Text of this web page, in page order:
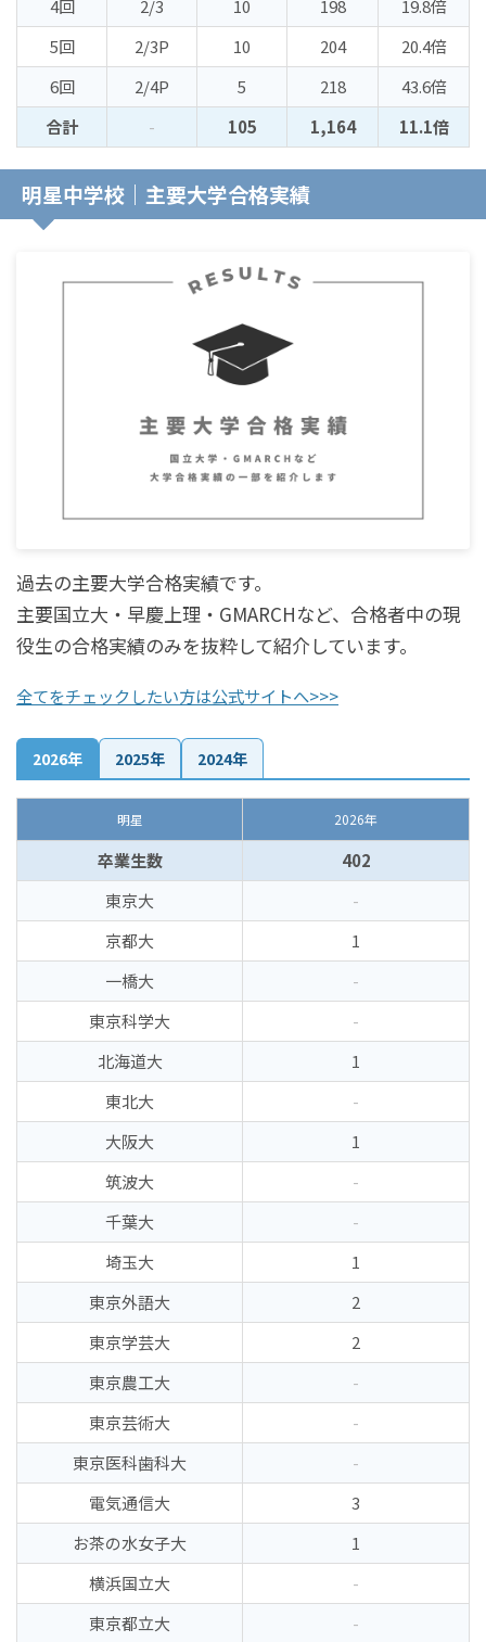
4回 2/3 10 198
19.8倍
5回
2/3P 10 204
20.4倍
6回
2/4P 5 218
43.6倍
合計
- 105 1,164 11.1倍
明星中学校｜主要大学合格実績
過去の主要大学合格実績です。
主要国立大・早慶上理・GMARCHなど、合格者中の現
役生の合格実績のみを抜粋して紹介しています。
全てをチェックしたい方は公式サイトへ>>>
2026年 2025年 2024年
明星 2026年
卒業生数
402
東京大
-
京都大
1
一橋大
-
東京科学大
-
北海道大
1
東北大
-
大阪大
1
筑波大
-
千葉大
-
埼玉大
1
東京外語大
2
東京学芸大
2
東京農工大
-
東京芸術大
-
東京医科歯科大
-
電気通信大
3
お茶の水女子大
1
横浜国立大
-
東京都立大
-